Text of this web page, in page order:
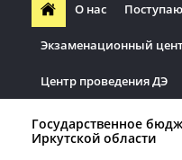
О нас
Экзаменационный
Центр проведения ДЭ
Государственное
Иркутской области